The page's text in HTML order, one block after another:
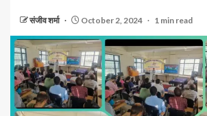
संजीव शर्मा October 2, 2024 1 min read